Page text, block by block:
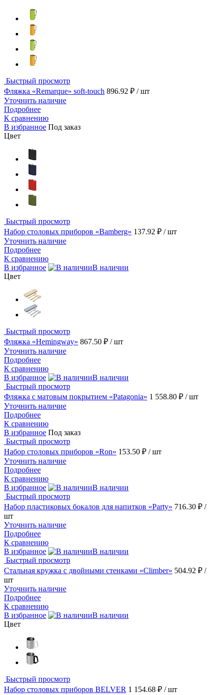
Быстрый просмотр
Фляжка «Remarque» soft-touch 896.92 ₽ / шт
Уточнить наличие
Подробнее
К сравнению
В избранное Под заказ
Цвет
Быстрый просмотр
Набор столовых приборов «Bamberg» 137.92 ₽ / шт
Уточнить наличие
Подробнее
К сравнению
В избранное
В наличии
Цвет
Быстрый просмотр
Фляжка «Hemingway» 867.50 ₽ / шт
Уточнить наличие
Подробнее
К сравнению
В избранное
В наличии
Быстрый просмотр
Фляжка с матовым покрытием «Patagonia» 1 558.80 ₽ / шт
Уточнить наличие
Подробнее
К сравнению
В избранное Под заказ
Быстрый просмотр
Набор столовых приборов «Ron» 153.50 ₽ / шт
Уточнить наличие
Подробнее
К сравнению
В избранное
В наличии
Быстрый просмотр
Набор пластиковых бокалов для напитков «Party» 716.30 ₽ /
шт
Уточнить наличие
Подробнее
К сравнению
В избранное
В наличии
Быстрый просмотр
Стальная кружка с двойными стенками «Climber» 504.92 ₽ /
шт
Уточнить наличие
Подробнее
К сравнению
В избранное
В наличии
Цвет
Быстрый просмотр
Набор столовых приборов BELVER 1 154.68 ₽ / шт